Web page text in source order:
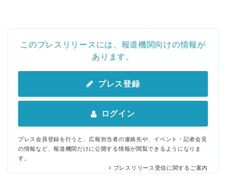
このプレスリリースには、報道機関向けの情報が
あります。
プレス登録
ログイン
プレス会員登録を行うと、広報担当者の連絡先や、イベント・記者会見
の情報など、報道機関だけに公開する情報が閲覧できるようになりま
す。
プレスリリース受信に関するご案内